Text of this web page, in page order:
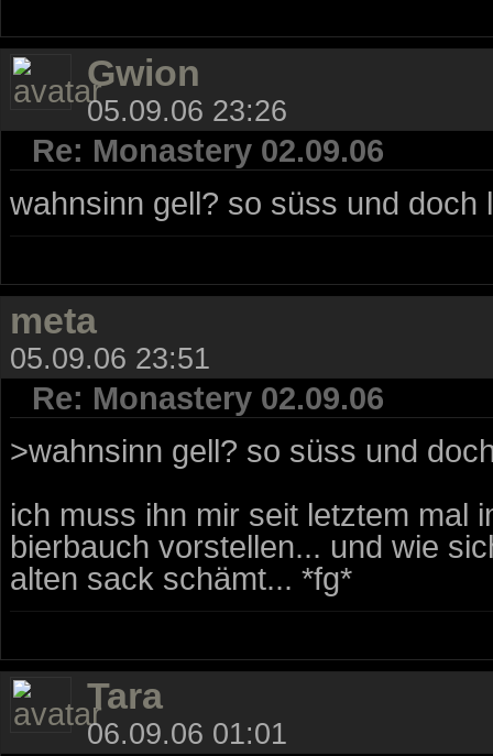
Gwion
05.09.06 23:26
Re: Monastery 02.09.06
wahnsinn gell? so süss und doch
meta
05.09.06 23:51
Re: Monastery 02.09.06
>wahnsinn gell? so süss und
ich muss ihn mir seit letztem mal
bierbauch vorstellen... und wie
alten sack schämt... *fg*
Tara
06.09.06 01:01